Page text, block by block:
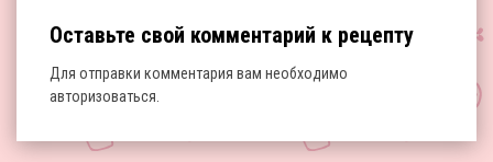
Оставьте свой комментарий к рецепту
Для отправки комментария вам необходимо
авторизоваться